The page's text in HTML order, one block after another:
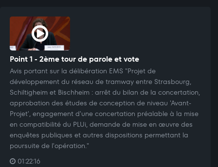
Point 1 - 2ème tour de parole et vote
Avis portant sur la délibération EMS "Projet de
développement du réseau de tramway entre Strasbourg,
Schiltigheim et Bischheim : arrêt du bilan de la concertation,
approbation des études de conception de niveau 'Avant-
Projet', engagement d'une concertation préalable à la mise
en compatibilité du PLUi, demande de mise en œuvre des
enquêtes publiques et autres dispositions permettant la
poursuite de l'opération."
01:22:16